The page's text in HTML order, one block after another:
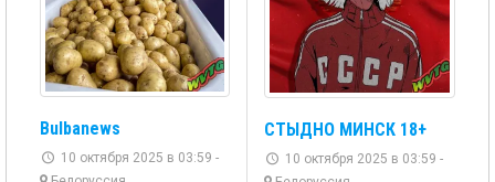
Bulbanews
10 октября 2025 в 03:59 -
СТЫДНО МИНСК 18+
10 октября 2025 в 03:59 -